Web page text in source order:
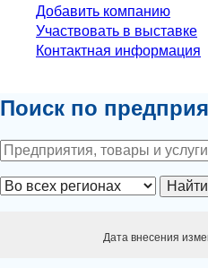
Добавить компанию
Участвовать в выставке
Контактная информация
Поиск по
Найти
Дата внесения